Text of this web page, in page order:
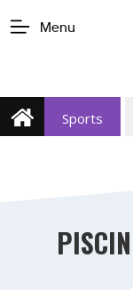
Menu
Sports